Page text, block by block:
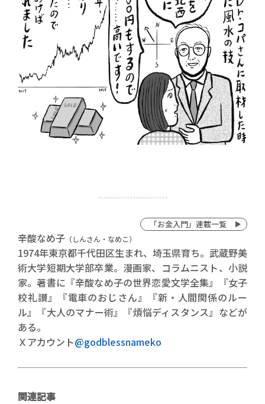
「お金入門」連載一覧
辛酸なめ子 （しんさん・なめこ）
1974年東京都千代田区生まれ、埼玉県育ち。武蔵野美
術大学短期大学部卒業。漫画家、コラムニスト、小説
家。著書に『辛酸なめ子の世界恋愛文学全集』『女子
校礼讃』『電車のおじさん』『新・人間関係のルー
ル』『大人のマナー術』『煩悩ディスタンス』などが
ある。
Ｘアカウント@godblessnameko
関連記事